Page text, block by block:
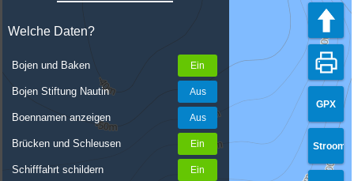
Welche Daten?
Bojen und Baken
Bojen Stiftung Nautin
Boennamen anzeigen
Brücken und Schleusen
Schifffahrt schildern
GPX
Stroom